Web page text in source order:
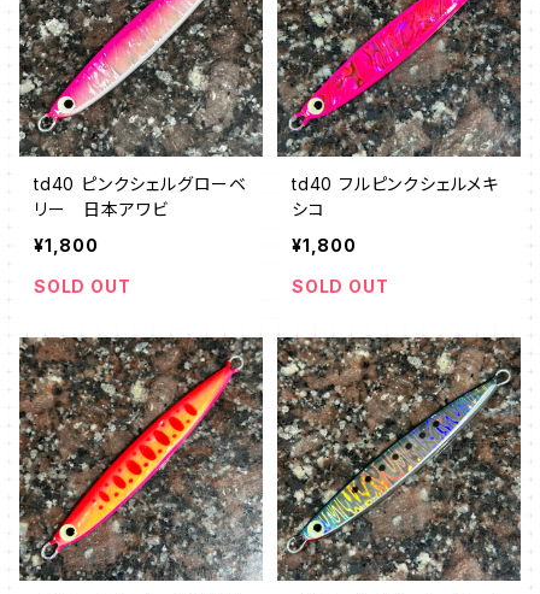
td40 ピンクシェルグローベ
リー 日本アワビ
¥1,800
SOLD OUT
td40 フルピンクシェルメキ
シコ
¥1,800
SOLD OUT